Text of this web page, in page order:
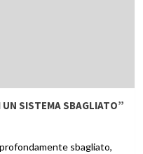
UN SISTEMA SBAGLIATO”
sbagliato,